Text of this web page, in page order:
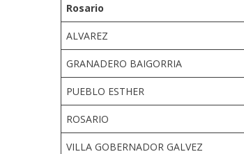
Rosario
ALVAREZ
GRANADERO BAIGORRIA
PUEBLO ESTHER
ROSARIO
VILLA GOBERNADOR GALVEZ